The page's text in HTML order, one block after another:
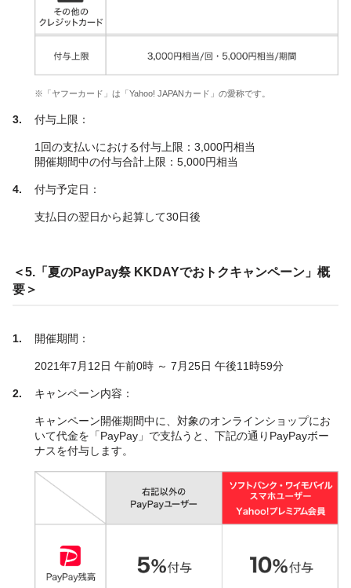
※「ヤフーカード」は「Yahoo! JAPANカード」の愛称です。
付与上限：
1回の支払いにおける付与上限：3,000円相当
開催期間中の付与合計上限：5,000円相当
付与予定日：
支払日の翌日から起算して30日後
＜5.「夏のPayPay祭 KKDAYでおトクキャンペーン」概
要＞
開催期間：
2021年7月12日 午前0時 ～ 7月25日 午後11時59分
キャンペーン内容：
キャンペーン開催期間中に、対象のオンラインショップにお
いて代金を「PayPay」で支払うと、下記の通りPayPayボー
ナスを付与します。